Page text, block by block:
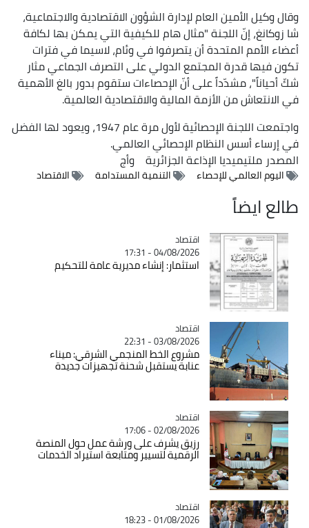
وقال وكيل الأمين العام لإدارة الشؤون الاقتصادية والاجتماعية،
شا زوكانغ، إنّ اللجنة "مثال هام للكيفية التي يمكن بها لكافة
أعضاء الأمم المتحدة أن يتصرفوا في وئام، لاسيما في فترات
تكون فيها قدرة المجتمع الدولي على التصرف الجماعي مثار
شكّ أحياناً"، مشدّداً على أنّ الإحصاءات ستقوم بدور بالغ الأهمية
في الانتعاش من الأزمة المالية والاقتصادية العالمية.
واجتمعت اللجنة الإحصائية لأول مرة عام 1947، ويعود لها الفضل
في إرساء أسس النظام الإحصائي العالمي.
المصدرملتيميديا الإذاعة الجزائرية وأج
اليوم العالمي للإحصاء التنمية المستدامة الاقتصاد
طالع ايضاً
Catégorie
اقتصاد
04/08/2026 - 17:31
استثمار: إنشاء مديرية عامة للتحكيم
Catégorie
اقتصاد
03/08/2026 - 22:31
مشروع الخط المنجمي الشرقي: ميناء
عنابة يستقبل شحنة تجهيزات جديدة
Catégorie
اقتصاد
02/08/2026 - 17:06
رزيق يشرف على ورشة عمل حول المنصة
الرقمية لتسيير ومتابعة استيراد الخدمات
Catégorie
اقتصاد
01/08/2026 - 18:23